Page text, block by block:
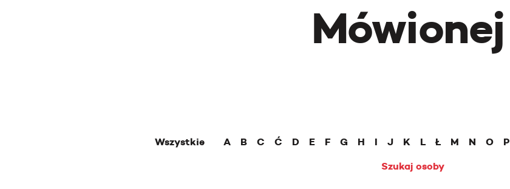
Mówionej
Wszystkie A B C Ć D E F G H I J K L Ł M N O P
Szukaj osoby